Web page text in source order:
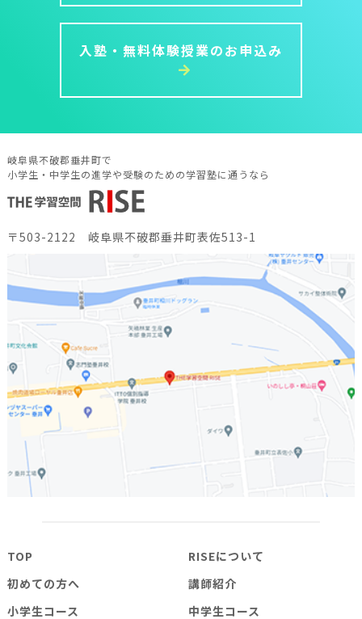
入塾・無料体験授業のお申込み
岐阜県不破郡垂井町で
小学生・中学生の進学や受験のための学習塾に通うなら
〒503-2122 岐阜県不破郡垂井町表佐513-1
TOP
RISEについて
初めての方へ
講師紹介
小学生コース
中学生コース